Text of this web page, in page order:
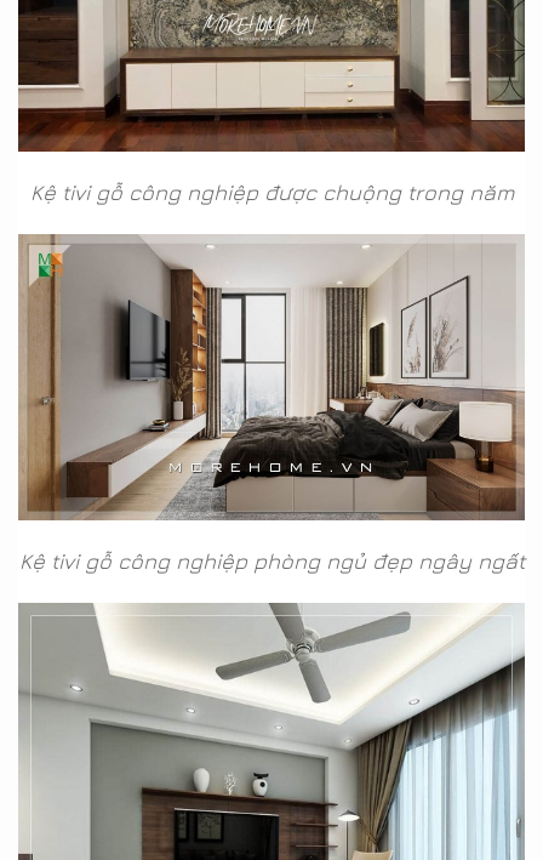
Kệ tivi gỗ công nghiệp được chuộng trong năm
Kệ tivi gỗ công nghiệp phòng ngủ đẹp ngây ngất